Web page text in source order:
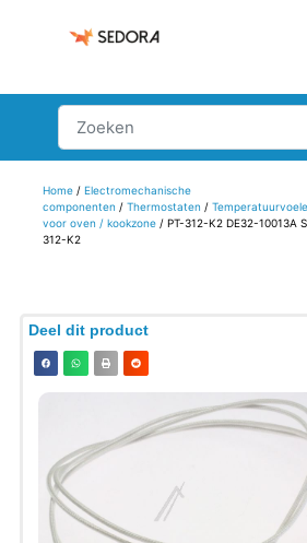
Home/ Electromechanische
componenten / Thermostaten /
voor oven / kookzone/ PT-312-K2 DE32-10013A
312-K2
Deel dit product